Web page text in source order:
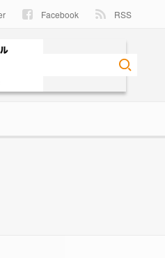
Facebook RSS